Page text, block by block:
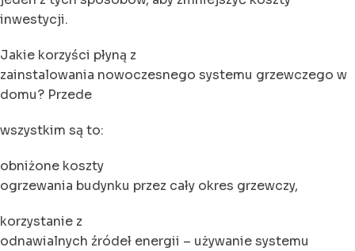
inwestycji.
Jakie korzyści płyną z
zainstalowania nowoczesnego systemu grzewczego w
domu? Przede
wszystkim są to:
obniżone koszty
ogrzewania budynku przez cały okres grzewczy,
korzystanie z
odnawialnych źródeł energii – używanie systemu